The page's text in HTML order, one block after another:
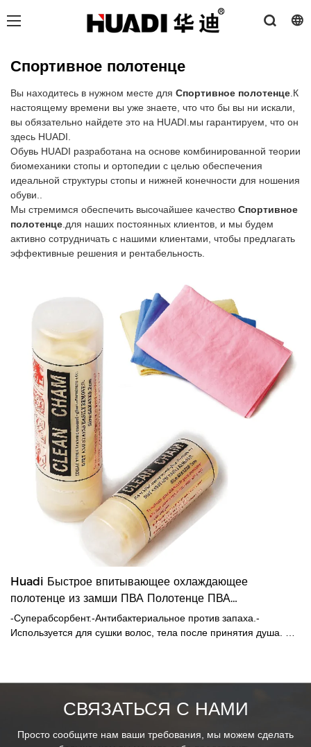
Спортивное полотенце
Вы находитесь в нужном месте для Спортивное полотенце.К
настоящему времени вы уже знаете, что что бы вы ни искали,
вы обязательно найдете это на HUADI.мы гарантируем, что он
здесь HUADI.
Обувь HUADI разработана на основе комбинированной теории
биомеханики стопы и ортопедии с целью обеспечения
идеальной структуры стопы и нижней конечности для ношения
обуви..
Мы стремимся обеспечить высочайшее качество Спортивное
полотенце.для наших постоянных клиентов, и мы будем
активно сотрудничать с нашими клиентами, чтобы предлагать
эффективные решения и рентабельность.
Huadi Быстрое впитывающее охлаждающее
полотенце из замши ПВА Полотенце ПВА
Производители продуктов по уходу за автомобилем из
Китая
-Суперабсорбент.-Антибактериальное против запаха.-
Используется для сушки волос, тела после принятия душа. А
СВЯЗАТЬСЯ С НАМИ
Просто сообщите нам ваши требования, мы можем сделать